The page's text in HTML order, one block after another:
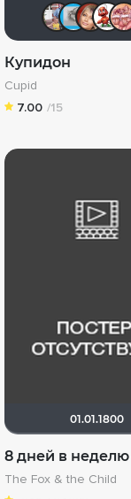
Купидон
Cupid
7.00 /15
01.01.1800
8 дней в неделю
The Fox & the Child